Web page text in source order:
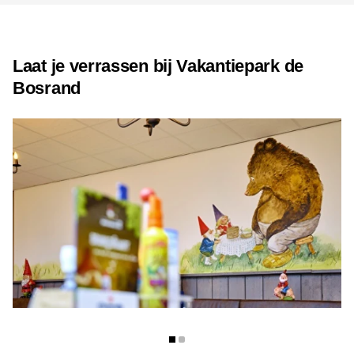
Laat je verrassen bij Vakantiepark de
Bosrand